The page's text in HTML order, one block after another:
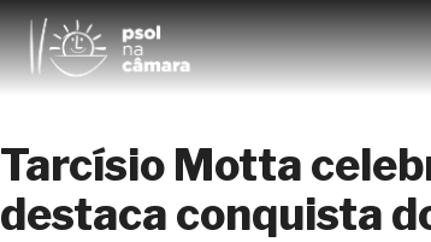
Tarcísio Motta
destaca conquista